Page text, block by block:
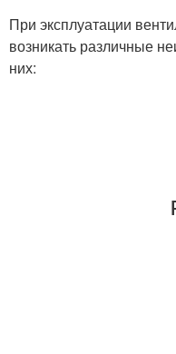
При эксплуатации
возникать различные
них: